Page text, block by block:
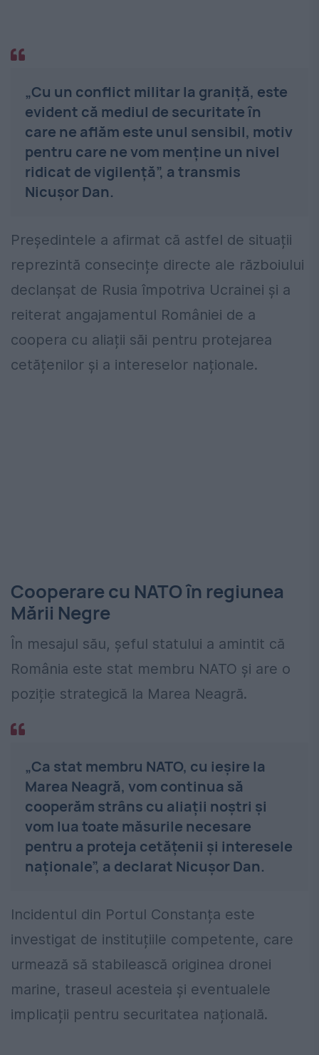
„Cu un conflict militar la graniță, este
evident că mediul de securitate în
care ne aflăm este unul sensibil, motiv
pentru care ne vom menține un nivel
ridicat de vigilență”, a transmis
Nicușor Dan.
Președintele a afirmat că astfel de situații
reprezintă consecințe directe ale războiului
declanșat de Rusia împotriva Ucrainei și a
reiterat angajamentul României de a
coopera cu aliații săi pentru protejarea
cetățenilor și a intereselor naționale.
Cooperare cu NATO în regiunea
Mării Negre
În mesajul său, șeful statului a amintit că
România este stat membru NATO și are o
poziție strategică la Marea Neagră.
„Ca stat membru NATO, cu ieșire la
Marea Neagră, vom continua să
cooperăm strâns cu aliații noștri și
vom lua toate măsurile necesare
pentru a proteja cetățenii și interesele
naționale”, a declarat Nicușor Dan.
Incidentul din Portul Constanța este
investigat de instituțiile competente, care
urmează să stabilească originea dronei
marine, traseul acesteia și eventualele
implicații pentru securitatea națională.